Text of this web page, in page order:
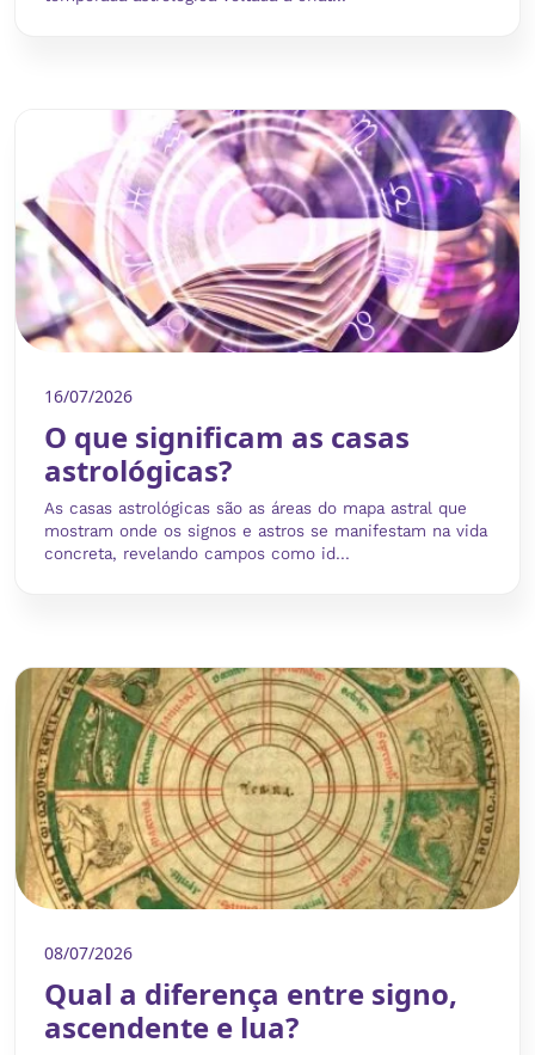
16/07/2026
O que significam as casas
astrológicas?
As casas astrológicas são as áreas do mapa astral que
mostram onde os signos e astros se manifestam na vida
concreta, revelando campos como id...
08/07/2026
Qual a diferença entre signo,
ascendente e lua?